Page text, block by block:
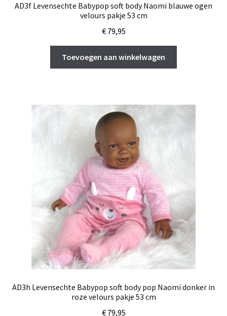
AD3f Levensechte Babypop soft body Naomi blauwe ogen
velours pakje 53 cm
€79,95
Toevoegen aan winkelwagen
AD3h Levensechte Babypop soft body pop Naomi donker in
roze velours pakje 53 cm
€79,95